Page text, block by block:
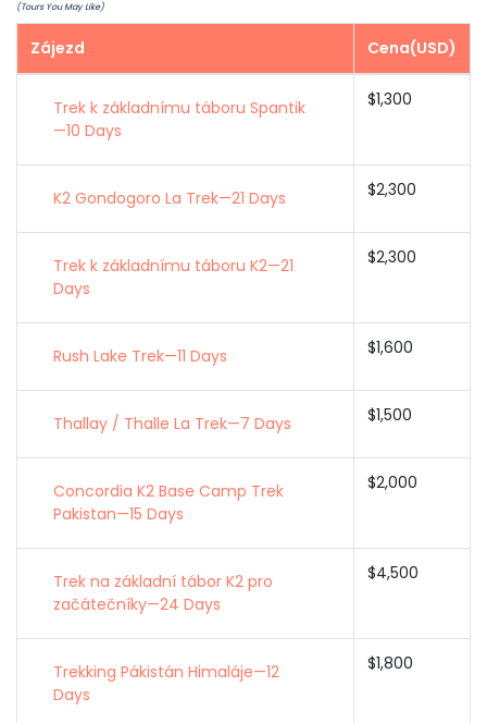
(Tours You May Like)
Zájezd Cena(USD)
Trek k základnímu táboru Spantik
—10 Days
$1,300
K2 Gondogoro La Trek—21 Days $2,300
Trek k základnímu táboru K2—21
Days
$2,300
Rush Lake Trek—11 Days $1,600
Thallay / Thalle La Trek—7 Days $1,500
Concordia K2 Base Camp Trek
Pakistan—15 Days
$2,000
Trek na základní tábor K2 pro
začátečníky—24 Days
$4,500
Trekking Pákistán Himaláje—12
Days
$1,800